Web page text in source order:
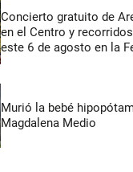
Concierto gratuito de
en el Centro y
este 6 de agosto en la
Murió la bebé
Magdalena Medio